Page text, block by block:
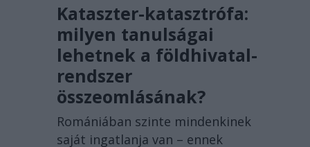
Kataszter-katasztrófa:
milyen tanulságai
lehetnek a földhivatal-
rendszer
összeomlásának?
Romániában szinte mindenkinek
saját ingatlanja van – ennek